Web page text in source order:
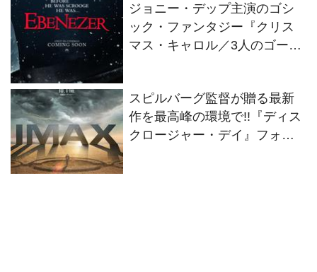
ジョニー・デップ主演のゴシ
ック・ファンタジー『クリス
マス・キャロル／3人のゴース
スピルバーグ監督が贈る最新
作を最高峰の環境で!!『ディス
クロージャー・デイ』フォー